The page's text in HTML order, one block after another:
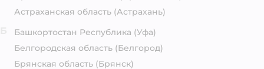
Астраханская область (Астрахань)
Башкортостан Республика (Уфа)
Белгородская область (Белгород)
Брянская область (Брянск)